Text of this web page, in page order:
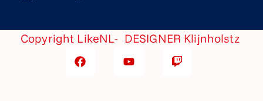
Copyright LikeNL- DESIGNER Klijnholstz